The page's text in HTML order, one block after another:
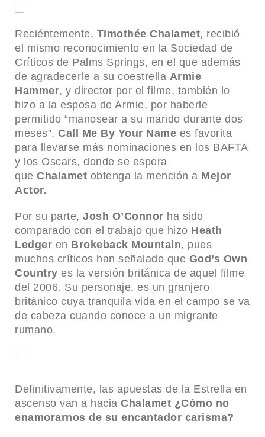
Reciéntemente, Timothée Chalamet, recibió
el mismo reconocimiento en la Sociedad de
Críticos de Palms Springs, en el que además
de agradecerle a su coestrella Armie
Hammer, y director por el filme, también lo
hizo a la esposa de Armie, por haberle
permitido “manosear a su marido durante dos
meses”. Call Me By Your Name es favorita
para llevarse más nominaciones en los BAFTA
y los Oscars, donde se espera
que Chalamet obtenga la mención a Mejor
Actor.
Por su parte, Josh O’Connor ha sido
comparado con el trabajo que hizo Heath
Ledger en Brokeback Mountain, pues
muchos críticos han señalado que God’s Own
Country es la versión británica de aquel filme
del 2006. Su personaje, es un granjero
británico cuya tranquila vida en el campo se va
de cabeza cuando conoce a un migrante
rumano.
Definitivamente, las apuestas de la Estrella en
ascenso van a hacia Chalamet ¿Cómo no
enamorarnos de su encantador carisma?